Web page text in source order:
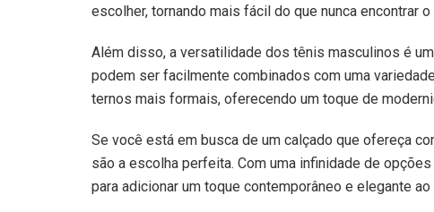
escolher, tornando mais fácil do que nunca encontrar
Além disso, a versatilidade dos tênis masculinos é
podem ser facilmente combinados com uma
ternos mais formais, oferecendo um toque de
Se você está em busca de um calçado que ofereça
são a escolha perfeita. Com uma infinidade de
para adicionar um toque contemporâneo e elegante ao